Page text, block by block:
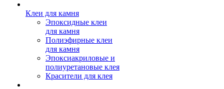
Клеи для камня
Эпоксидные клеи
для камня
Полиэфирные клеи
для камня
Эпоксиакриловые и
полиуретановые клея
Красители для клея